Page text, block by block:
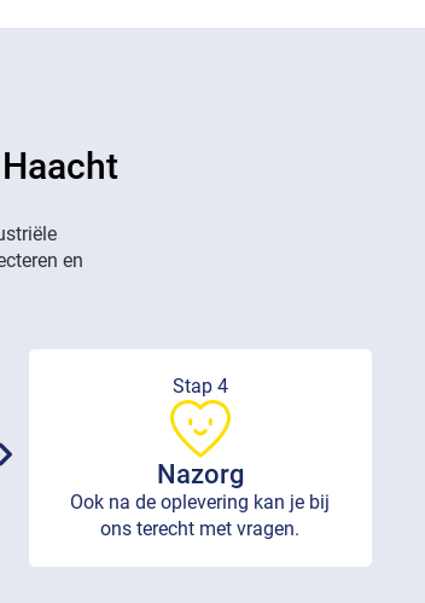
en
Stap 4
Nazorg
Ook na de oplevering kan je bij
ons terecht met vragen.